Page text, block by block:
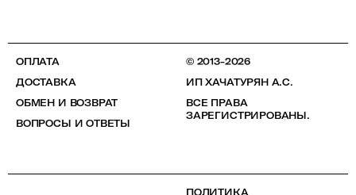
ОПЛАТА
ДОСТАВКА
ОБМЕН И ВОЗВРАТ
ВОПРОСЫ И ОТВЕТЫ
© 2013-2026
ИП ХАЧАТУРЯН А.С.
ВСЕ ПРАВА
ЗАРЕГИСТРИРОВАНЫ.
ПОЛИТИКА